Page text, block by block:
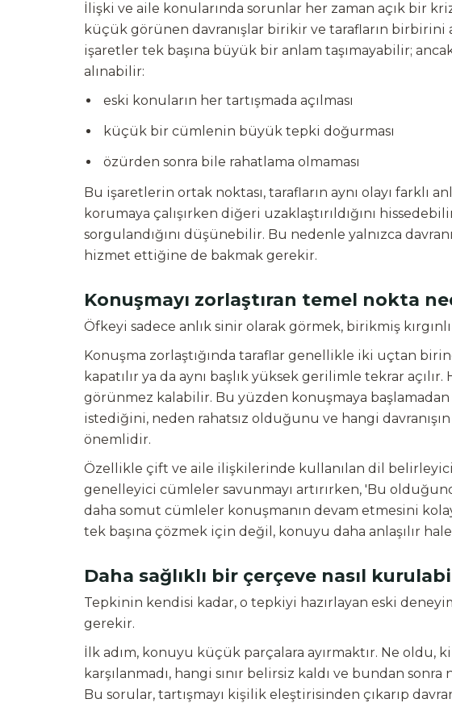
İlişki ve aile konularında sorunlar her zaman açık bir
küçük görünen davranışlar birikir ve tarafların birbirini
işaretler tek başına büyük bir anlam taşımayabilir;
alınabilir:
eski konuların her tartışmada açılması
küçük bir cümlenin büyük tepki doğurması
özürden sonra bile rahatlama olmaması
Bu işaretlerin ortak noktası, tarafların aynı olayı farklı
korumaya çalışırken diğeri uzaklaştırıldığını
sorgulandığını düşünebilir. Bu nedenle yalnızca
hizmet ettiğine de bakmak gerekir.
Konuşmayı zorlaştıran temel nokta
Öfkeyi sadece anlık sinir olarak görmek, birikmiş
Konuşma zorlaştığında taraflar genellikle iki uçtan
kapatılır ya da aynı başlık yüksek gerilimle tekrar
görünmez kalabilir. Bu yüzden konuşmaya
istediğini, neden rahatsız olduğunu ve hangi davranışın
önemlidir.
Özellikle çift ve aile ilişkilerinde kullanılan dil
genelleyici cümleler savunmayı artırırken, 'Bu
daha somut cümleler konuşmanın devam etmesini
tek başına çözmek için değil, konuyu daha anlaşılır
Daha sağlıklı bir çerçeve nasıl
Tepkinin kendisi kadar, o tepkiyi hazırlayan eski
gerekir.
İlk adım, konuyu küçük parçalara ayırmaktır. Ne oldu,
karşılanmadı, hangi sınır belirsiz kaldı ve bundan
Bu sorular, tartışmayı kişilik eleştirisinden çıkarıp